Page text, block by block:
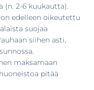
(n. 2-6 kuukautta).
edelleen oikeutettu
suojaa
siihen asti,
maksamaan
pitää